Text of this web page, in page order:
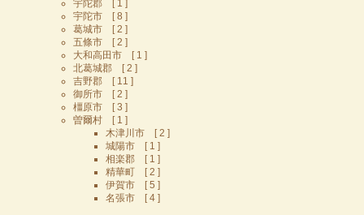
宇陀郡 [ 1 ]
宇陀市 [ 8 ]
葛城市 [ 2 ]
五條市 [ 2 ]
大和高田市 [ 1 ]
北葛城郡 [ 2 ]
吉野郡 [ 11 ]
御所市 [ 2 ]
橿原市 [ 3 ]
曽爾村 [ 1 ]
木津川市 [ 2 ]
城陽市 [ 1 ]
相楽郡 [ 1 ]
精華町 [ 2 ]
伊賀市 [ 5 ]
名張市 [ 4 ]